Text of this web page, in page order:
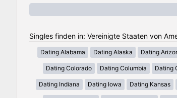
Singles finden in: Vereinigte Staaten von
Dating Alabama Dating Alaska Dating
Dating Colorado Dating Columbia Dating
Dating Indiana Dating Iowa Dating Kansas